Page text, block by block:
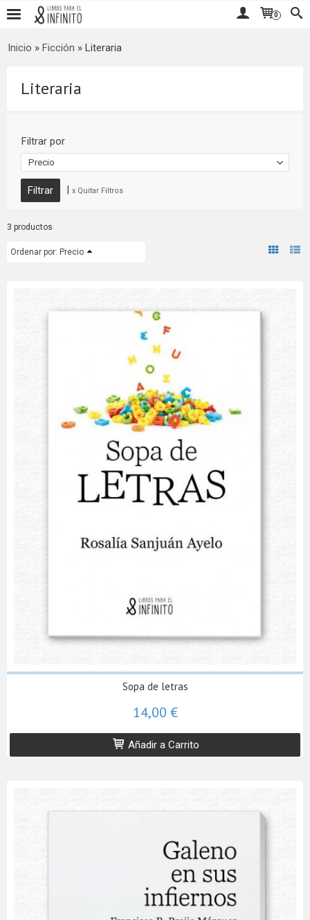
0
Inicio » Ficción » Literaria
Literaria
Filtrar por
Precio
| x Quitar Filtros
3 productos
Ordenar por: Precio
Sopa de letras
14,00 €
Añadir a Carrito